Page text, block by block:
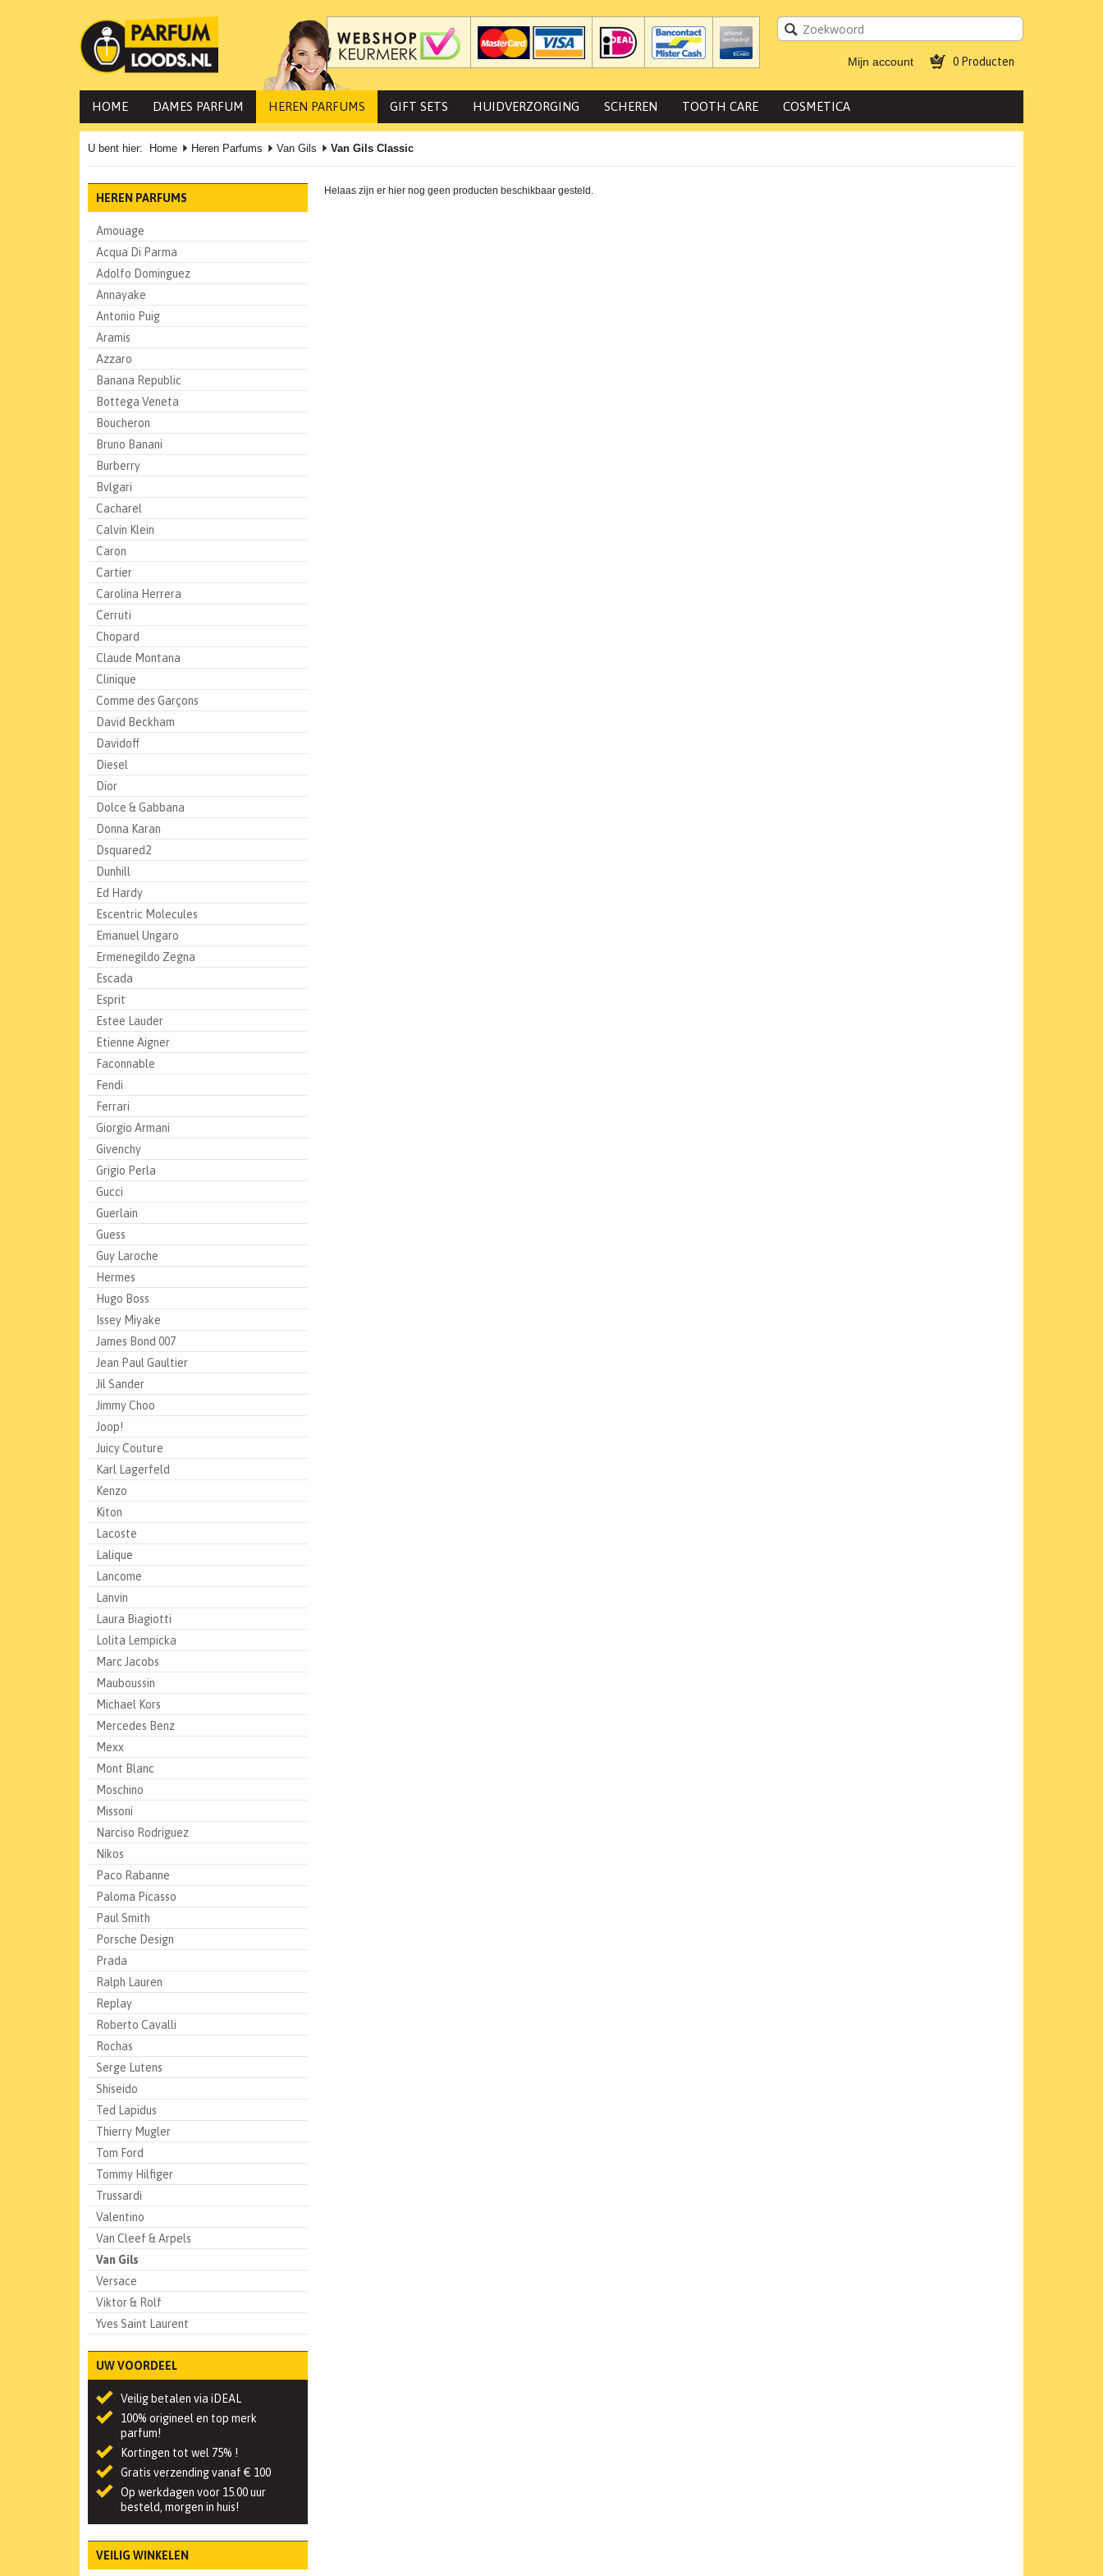
Mijn account 0 Producten
HOME DAMES PARFUM HEREN PARFUMS GIFT SETS HUIDVERZORGING SCHEREN TOOTH CARE COSMETICA
U bent hier: Home Heren Parfums Van Gils Van Gils Classic
HEREN PARFUMS
Amouage
Acqua Di Parma
Adolfo Dominguez
Annayake
Antonio Puig
Aramis
Azzaro
Banana Republic
Bottega Veneta
Boucheron
Bruno Banani
Burberry
Bvlgari
Cacharel
Calvin Klein
Caron
Cartier
Carolina Herrera
Cerruti
Chopard
Claude Montana
Clinique
Comme des Garçons
David Beckham
Davidoff
Diesel
Dior
Dolce & Gabbana
Donna Karan
Dsquared2
Dunhill
Ed Hardy
Escentric Molecules
Emanuel Ungaro
Ermenegildo Zegna
Escada
Esprit
Estee Lauder
Etienne Aigner
Faconnable
Fendi
Ferrari
Giorgio Armani
Givenchy
Grigio Perla
Gucci
Guerlain
Guess
Guy Laroche
Hermes
Hugo Boss
Issey Miyake
James Bond 007
Jean Paul Gaultier
Jil Sander
Jimmy Choo
Joop!
Juicy Couture
Karl Lagerfeld
Kenzo
Kiton
Lacoste
Lalique
Lancome
Lanvin
Laura Biagiotti
Lolita Lempicka
Marc Jacobs
Mauboussin
Michael Kors
Mercedes Benz
Mexx
Mont Blanc
Moschino
Missoni
Narciso Rodriguez
Nikos
Paco Rabanne
Paloma Picasso
Paul Smith
Porsche Design
Prada
Ralph Lauren
Replay
Roberto Cavalli
Rochas
Serge Lutens
Shiseido
Ted Lapidus
Thierry Mugler
Tom Ford
Tommy Hilfiger
Trussardi
Valentino
Van Cleef & Arpels
Van Gils
Versace
Viktor & Rolf
Yves Saint Laurent
UW VOORDEEL
Veilig betalen via iDEAL
100% origineel en top merk
parfum!
Kortingen tot wel 75% !
Gratis verzending vanaf € 100
Op werkdagen voor 15.00 uur
besteld, morgen in huis!
VEILIG WINKELEN
Helaas zijn er hier nog geen producten beschikbaar gesteld.